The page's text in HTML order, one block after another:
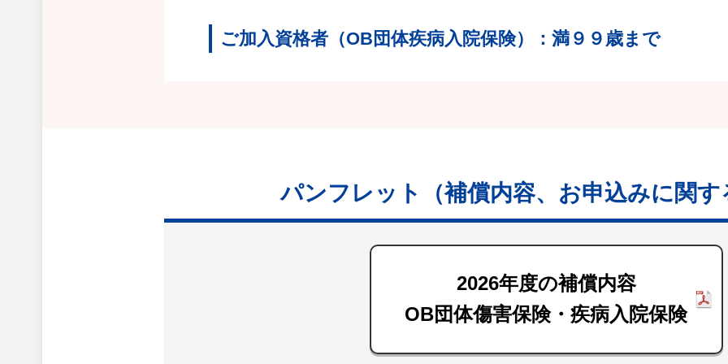
ご加入資格者（OB団体疾病入院保険） ：満９９歳まで
パンフレット （補償内容、お申込みに関
2026年度の補償内容
OB団体傷害保険・疾病入院保険